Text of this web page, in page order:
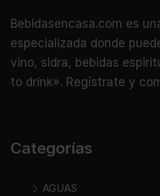
Bebidasencasa.com es
especializada donde
vino, sidra, bebidas
to drink». Regístrate y
Categorías
AGUAS